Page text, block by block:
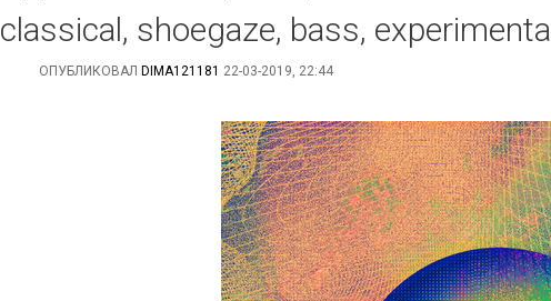
classical, shoegaze, bass,
ОПУБЛИКОВАЛ DIMA121181 22-03-2019, 22:44